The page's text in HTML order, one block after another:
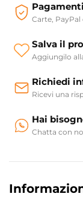
Carte, PayPal
Salva il
Aggiungilo
Richiedi
Ricevi una
Hai
Chatta con